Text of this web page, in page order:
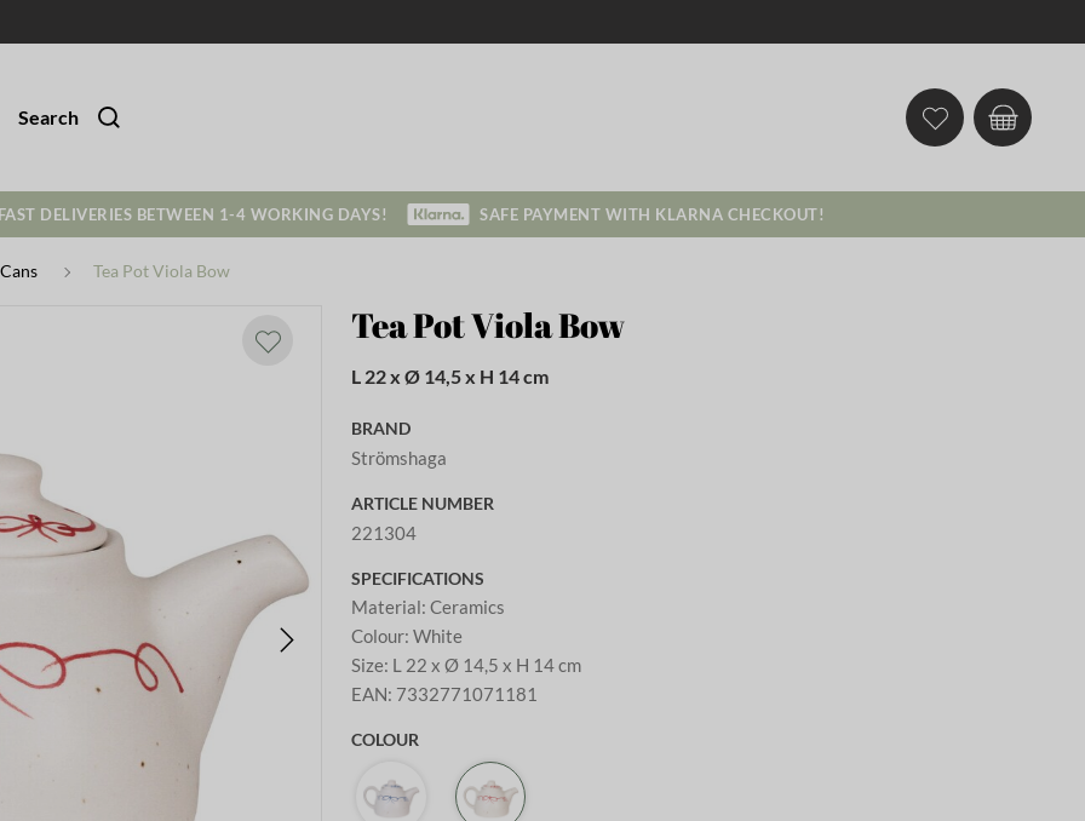
Search
FAST DELIVERIES BETWEEN 1-4 WORKING DAYS! SAFE PAYMENT WITH KLARNA CHECKOUT!
Tea Pot Viola Bow
Tea Pot Viola Bow
L 22 x Ø 14,5 x H 14 cm
BRAND
Strömshaga
ARTICLE NUMBER
221304
SPECIFICATIONS
Material:Ceramics
Colour:White
Size: L 22 x Ø 14,5 x H 14 cm
EAN: 7332771071181
COLOUR